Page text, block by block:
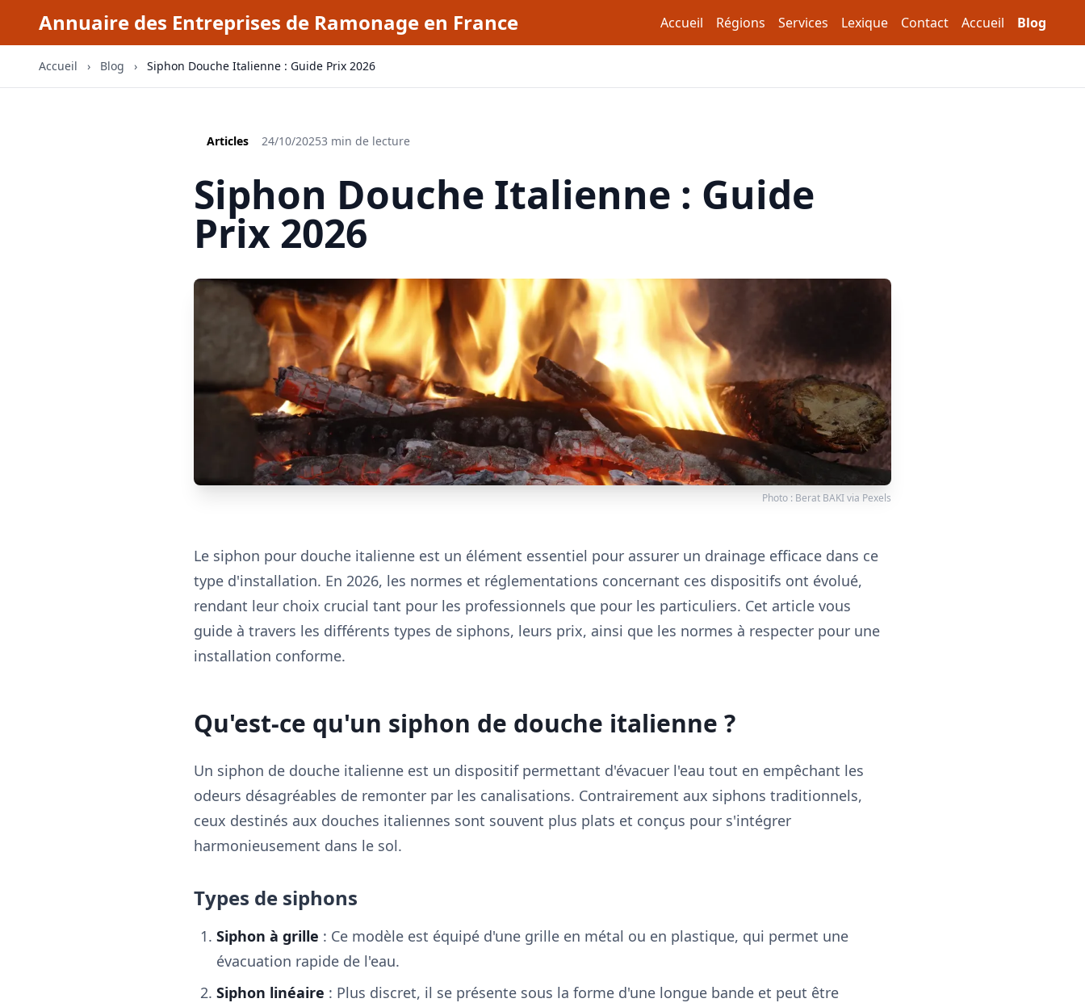
Annuaire des Entreprises de Ramonage en France Accueil Régions Services Lexique Contact Accueil Blog
Accueil › Blog › Siphon Douche Italienne : Guide Prix 2026
Articles 24/10/20253 min de lecture
Siphon Douche Italienne : Guide
Prix 2026
Photo : Berat BAKIvia Pexels
Le siphon pour douche italienne est un élément essentiel pour assurer un drainage efficace dans ce
type d'installation. En 2026, les normes et réglementations concernant ces dispositifs ont évolué,
rendant leur choix crucial tant pour les professionnels que pour les particuliers. Cet article vous
guide à travers les différents types de siphons, leurs prix, ainsi que les normes à respecter pour une
installation conforme.
Qu'est-ce qu'un siphon de douche italienne ?
Un siphon de douche italienne est un dispositif permettant d'évacuer l'eau tout en empêchant les
odeurs désagréables de remonter par les canalisations. Contrairement aux siphons traditionnels,
ceux destinés aux douches italiennes sont souvent plus plats et conçus pour s'intégrer
harmonieusement dans le sol.
Types de siphons
Siphon à grille : Ce modèle est équipé d'une grille en métal ou en plastique, qui permet une
évacuation rapide de l'eau.
Siphon linéaire : Plus discret, il se présente sous la forme d'une longue bande et peut être